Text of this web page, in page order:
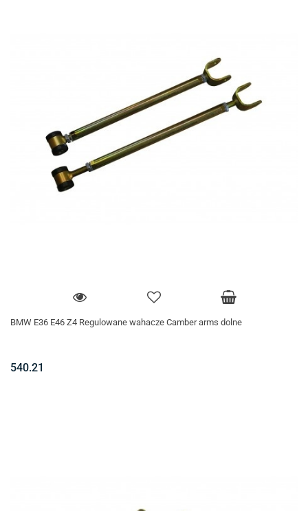
BMW E36 E46 Z4 Regulowane wahacze Camber arms dolne
540.21